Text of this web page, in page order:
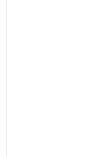
УЧЕНЫЕ «РОСАТОМА»